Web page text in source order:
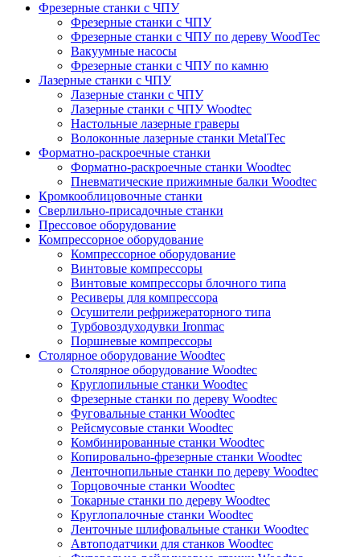
Фрезерные станки с ЧПУ
Фрезерные станки с ЧПУ
Фрезерные станки с ЧПУ по дереву WoodTec
Вакуумные насосы
Фрезерные станки с ЧПУ по камню
Лазерные станки с ЧПУ
Лазерные станки с ЧПУ
Лазерные станки с ЧПУ Woodtec
Настольные лазерные граверы
Волоконные лазерные станки MetalTec
Форматно-раскроечные станки
Форматно-раскроечные станки Woodtec
Пневматические прижимные балки Woodtec
Кромкооблицовочные станки
Сверлильно-присадочные станки
Прессовое оборудование
Компрессорное оборудование
Компрессорное оборудование
Винтовые компрессоры
Винтовые компрессоры блочного типа
Ресиверы для компрессора
Осушители рефрижераторного типа
Турбовоздуходувки Ironmac
Поршневые компрессоры
Столярное оборудование Woodtec
Столярное оборудование Woodtec
Круглопильные станки Woodtec
Фрезерные станки по дереву Woodtec
Фуговальные станки Woodtec
Рейсмусовые станки Woodtec
Комбинированные станки Woodtec
Копировально-фрезерные станки Woodtec
Ленточнопильные станки по дереву Woodtec
Торцовочные станки Woodtec
Токарные станки по дереву Woodtec
Круглопалочные станки Woodtec
Ленточные шлифовальные станки Woodtec
Автоподатчики для станков Woodtec